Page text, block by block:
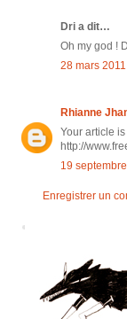
Dri a dit…
Oh my god !
28 mars
Rhianne
Your article
http://
19
Enregistrer un